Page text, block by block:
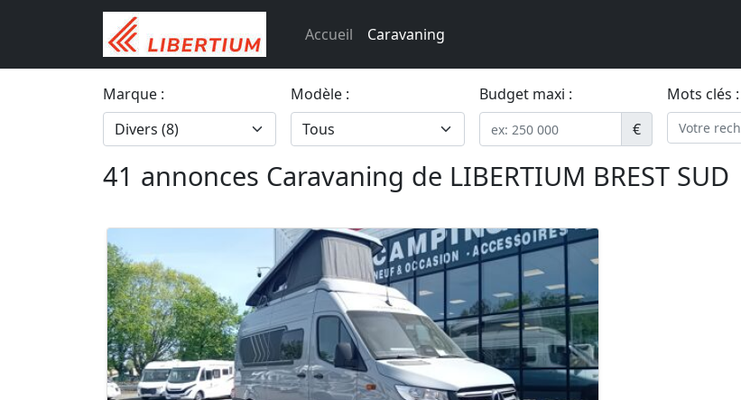
Accueil Caravaning
Marque : Modèle :
Budget maxi :
€
Mots clés :
41 annonces Caravaning de LIBERTIUM BREST SUD